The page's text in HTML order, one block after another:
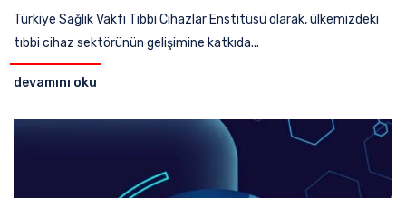
Türkiye Sağlık Vakfı Tıbbi Cihazlar Enstitüsü olarak, ülkemizdeki
tıbbi cihaz sektörünün gelişimine katkıda...
devamını oku